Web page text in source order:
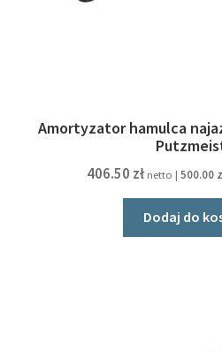
Amortyzator hamulca
406.50 zł netto | 500.00
Dodaj do